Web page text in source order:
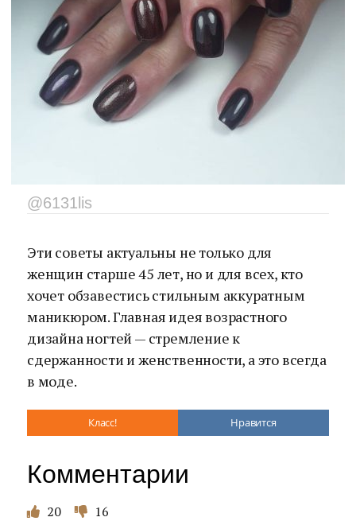
@6131lis
Эти советы актуальны не только для
женщин старше 45 лет, но и для всех, кто
хочет обзавестись стильным аккуратным
маникюром. Главная идея возрастного
дизайна ногтей — стремление к
сдержанности и женственности, а это всегда
в моде.
Класс! Нравится
Комментарии
20 16